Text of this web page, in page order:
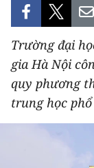
VĂN HÓA
XÃ HỘI
PHÁP LUẬT
Trường đại
gia Hà Nội
quy phương
trung học